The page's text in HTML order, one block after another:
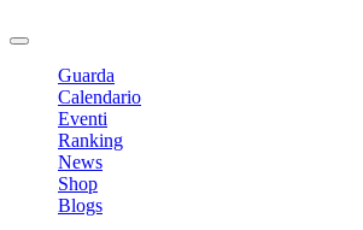
Guarda
Calendario
Eventi
Ranking
News
Shop
Blogs